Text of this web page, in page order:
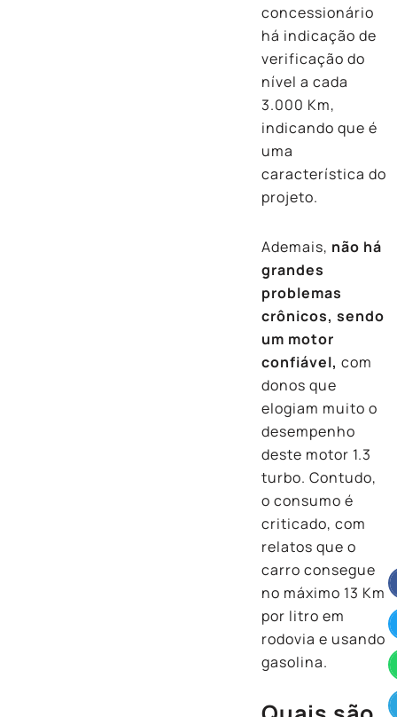
concessionário
há indicação de
verificação do
nível a cada
3.000 Km,
indicando que é
uma
característica do
projeto.
Ademais, não há
grandes
problemas
crônicos, sendo
um motor
confiável, com
donos que
elogiam muito o
desempenho
deste motor 1.3
turbo. Contudo,
o consumo é
criticado, com
relatos que o
carro consegue
no máximo 13 Km
por litro em
rodovia e usando
gasolina.